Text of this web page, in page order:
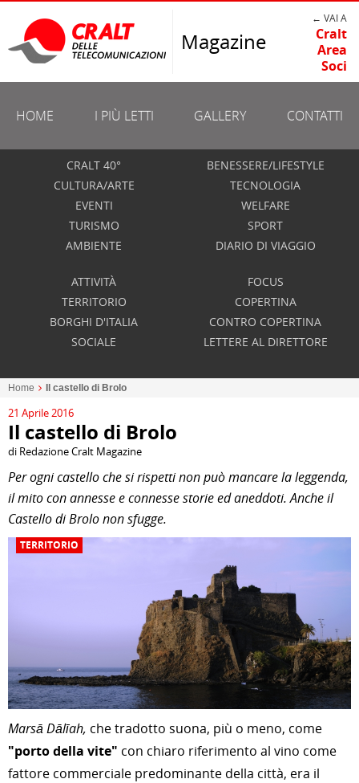
Magazine
← VAI A
Cralt
Area
Soci
HOME I PIÙ LETTI GALLERY CONTATTI
CRALT 40°
CULTURA/ARTE
EVENTI
TURISMO
AMBIENTE
BENESSERE/LIFESTYLE
TECNOLOGIA
WELFARE
SPORT
DIARIO DI VIAGGIO
ATTIVITÀ
TERRITORIO
BORGHI D'ITALIA
SOCIALE
FOCUS
COPERTINA
CONTRO COPERTINA
LETTERE AL DIRETTORE
Home Il castello di Brolo
21 Aprile 2016
Il castello di Brolo
di Redazione Cralt Magazine
Per ogni castello che si rispetti non può mancare la leggenda,
il mito con annesse e connesse storie ed aneddoti. Anche il
Castello di Brolo non sfugge.
TERRITORIO
Marsā Dālīah, che tradotto suona, più o meno, come
"porto della vite" con chiaro riferimento al vino come
fattore commerciale predominante della città, era il